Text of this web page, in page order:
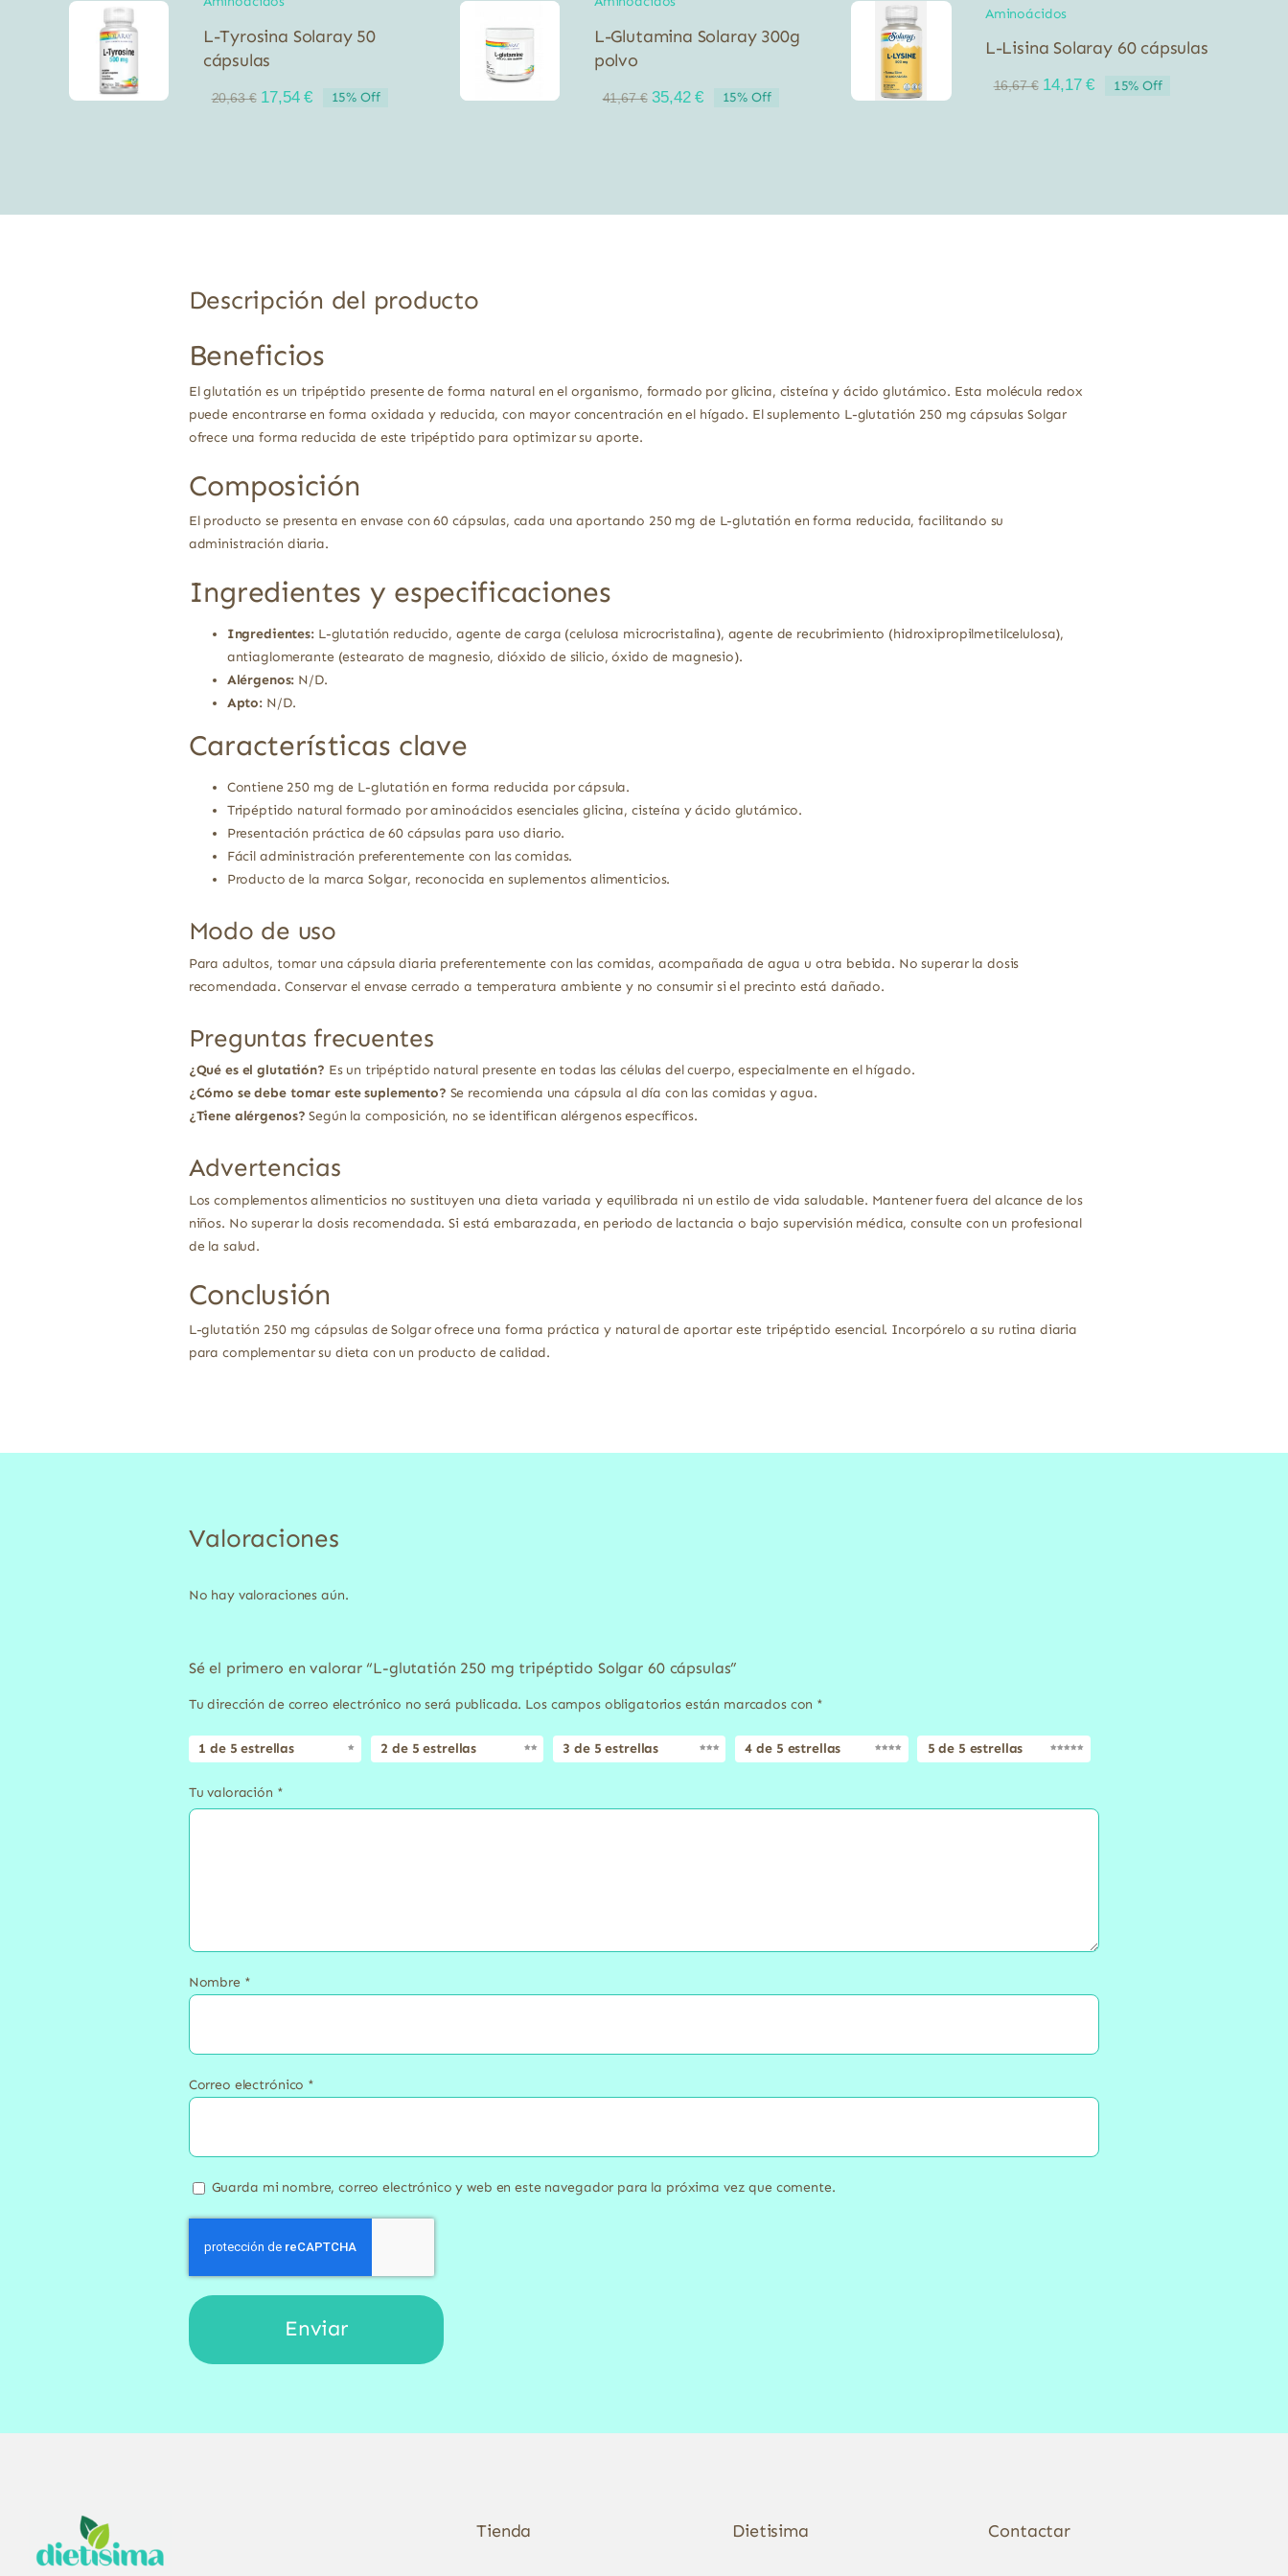
L-Tyrosina Solaray 50
cápsulas
20,63€ El
17,54€El
15% Off
L-Glutamina Solaray 300g
polvo
41,67€ El
35,42€El
15% Off
Aminoácidos
L-Lisina Solaray 60 cápsulas
16,67€ El
14,17€El
15% Off
Descripción del producto
Beneficios
El glutatión es un tripéptido presente de forma natural en el organismo, formado por glicina, cisteína y ácido glutámico. Esta molécula redox
puede encontrarse en forma oxidada y reducida, con mayor concentración en el hígado. El suplemento L-glutatión 250 mg cápsulas Solgar
ofrece una forma reducida de este tripéptido para optimizar su aporte.
Composición
El producto se presenta en envase con 60 cápsulas, cada una aportando 250 mg de L-glutatión en forma reducida, facilitando su
administración diaria.
Ingredientes y especificaciones
Ingredientes:L-glutatión reducido, agente de carga (celulosa microcristalina), agente de recubrimiento (hidroxipropilmetilcelulosa),
antiaglomerante (estearato de magnesio, dióxido de silicio, óxido de magnesio).
Alérgenos: N/D.
Apto: N/D.
Características clave
Contiene 250 mg de L-glutatión en forma reducida por cápsula.
Tripéptido natural formado por aminoácidos esenciales glicina, cisteína y ácido glutámico.
Presentación práctica de 60 cápsulas para uso diario.
Fácil administración preferentemente con las comidas.
Producto de la marca Solgar, reconocida en suplementos alimenticios.
Modo de uso
Para adultos, tomar una cápsula diaria preferentemente con las comidas, acompañada de agua u otra bebida. No superar la dosis
recomendada. Conservar el envase cerrado a temperatura ambiente y no consumir si el precinto está dañado.
Preguntas frecuentes
¿Qué es el glutatión? Es un tripéptido natural presente en todas las células del cuerpo, especialmente en el hígado.
¿Cómo se debe tomar este suplemento? Se recomienda una cápsula al día con las comidas y agua.
¿Tiene alérgenos? Según la composición, no se identifican alérgenos específicos.
Advertencias
Los complementos alimenticios no sustituyen una dieta variada y equilibrada ni un estilo de vida saludable. Mantener fuera del alcance de los
niños. No superar la dosis recomendada. Si está embarazada, en periodo de lactancia o bajo supervisión médica, consulte con un profesional
de la salud.
Conclusión
L-glutatión 250 mg cápsulas de Solgar ofrece una forma práctica y natural de aportar este tripéptido esencial. Incorpórelo a su rutina diaria
para complementar su dieta con un producto de calidad.
Valoraciones
No hay valoraciones aún.
Sé el primero en valorar “L-glutatión 250 mg tripéptido Solgar 60 cápsulas”
Tu dirección de correo electrónico no será publicada. Los campos obligatorios están marcados con *
1 de 5 estrellas 2 de 5 estrellas 3 de 5 estrellas 4 de 5 estrellas 5 de 5 estrellas
Tu valoración *
Nombre *
Correo electrónico *
Guarda mi nombre, correo electrónico y web en este navegador para la próxima vez que comente.
Tienda Dietisima Contactar